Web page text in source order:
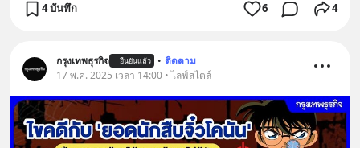
4 บันทึก 6 4
กรุงเทพธุรกิจ ยืนยันแล้ว • ติดตาม
17 พ.ค. 2025 เวลา 14:00 • ไลฟ์สไตล์